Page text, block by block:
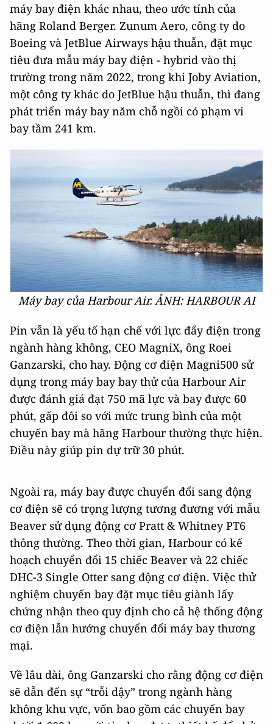
máy bay điện khác nhau, theo ước tính của
hãng Roland Berger. Zunum Aero, công ty do
Boeing và JetBlue Airways hậu thuẫn, đặt mục
tiêu đưa mẫu máy bay điện - hybrid vào thị
trường trong năm 2022, trong khi Joby Aviation,
một công ty khác do JetBlue hậu thuẫn, thì đang
phát triển máy bay năm chỗ ngồi có phạm vi
bay tầm 241 km.
Máy bay của Harbour Air. ẢNH: HARBOUR AI
Pin vẫn là yếu tố hạn chế với lực đẩy điện trong
ngành hàng không, CEO MagniX, ông Roei
Ganzarski, cho hay. Động cơ điện Magni500 sử
dụng trong máy bay bay thử của Harbour Air
được đánh giá đạt 750 mã lực và bay được 60
phút, gấp đôi so với mức trung bình của một
chuyến bay mà hãng Harbour thường thực hiện.
Điều này giúp pin dự trữ 30 phút.
Ngoài ra, máy bay được chuyển đổi sang động
cơ điện sẽ có trọng lượng tương đương với mẫu
Beaver sử dụng động cơ Pratt & Whitney PT6
thông thường. Theo thời gian, Harbour có kế
hoạch chuyển đổi 15 chiếc Beaver và 22 chiếc
DHC-3 Single Otter sang động cơ điện. Việc thử
nghiệm chuyến bay đặt mục tiêu giành lấy
chứng nhận theo quy định cho cả hệ thống động
cơ điện lẫn hướng chuyển đổi máy bay thương
mại.
Về lâu dài, ông Ganzarski cho rằng động cơ điện
sẽ dẫn đến sự “trỗi dậy” trong ngành hàng
không khu vực, vốn bao gồm các chuyến bay